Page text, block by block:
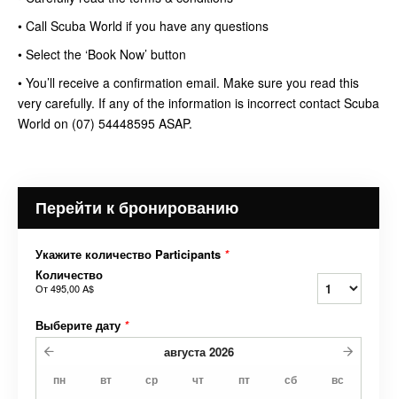
• Call Scuba World if you have any questions
• Select the ‘Book Now’ button
• You’ll receive a confirmation email. Make sure you read this
very carefully. If any of the information is incorrect contact Scuba
World on (07) 54448595 ASAP.
Перейти к бронированию
Укажите количество Participants *
Количество
От495,00 A$
Выберите дату *
августа 2026
пн вт ср чт пт сб вс